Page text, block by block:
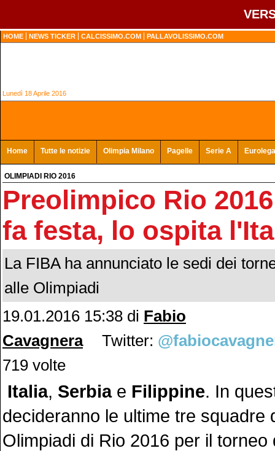
HOME NEWS TICKER CALCISSIMO.COM PALLAVOLISSIMO.COM
Lunedì 18 Aprile 2016
Home Tutte le notizie Olimpia Milano Pagelle Serie A Eurolega
OLIMPIADI RIO 2016
Preolimpico Rio
fa festa, lo ospita
La FIBA ha annunciato le sedi dei
alle Olimpiadi
19.01.2016 15:38 di Fabio
Cavagnera
Twitter:
719 volte
Italia, Serbiae Filippine. In
decideranno le ultime tre squadre
Olimpiadi di Rio 2016 per il torneo